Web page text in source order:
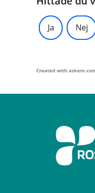
Ja Nej
Created with